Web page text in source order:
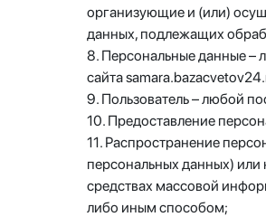
организующие и (или)
данных, подлежащих
8. Персональные данные –
сайта
9. Пользователь – любой
10. Предоставление
11. Распространение
персональных данных)
средствах массовой
либо иным способом;